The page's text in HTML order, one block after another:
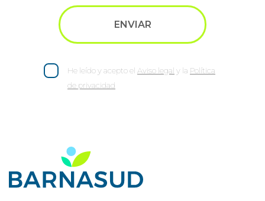
He leído y acepto el Aviso legal y la Política
de privacidad